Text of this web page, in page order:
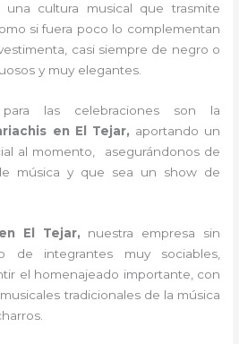
cultura musical que trasmite
si fuera poco lo complementan
casi siempre de negro o
y muy elegantes.
las celebraciones son la
en El Tejar, aportando un
al momento, asegurándonos de
música y que sea un show de
El Tejar, nuestra empresa
sin
integrantes muy sociables,
el homenajeado importante, con
tradicionales de la música